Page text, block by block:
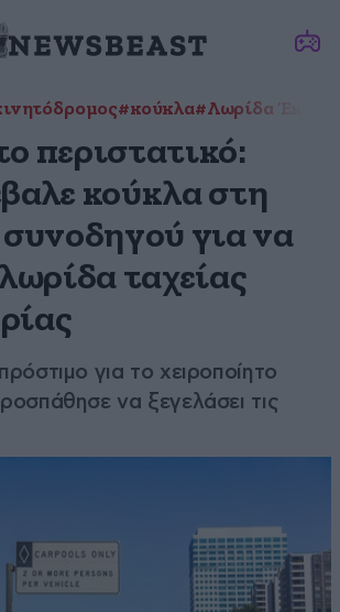
#κούκλα#Λωρίδα
περιστατικό:
κούκλα στη
για να
ταχείας
για το χειροποίητο
να ξεγελάσει τις